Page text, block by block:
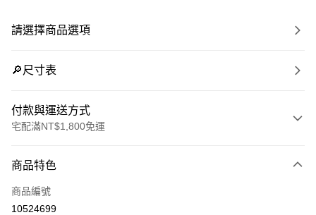
請選擇商品選項
🔎尺寸表
付款與運送方式
宅配滿NT$1,800免運
信用卡一次付款
LINE Pay
商品特色
商品編號
10524699